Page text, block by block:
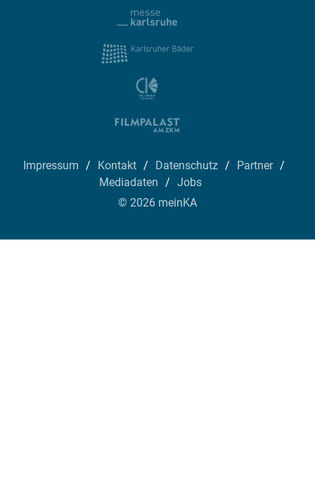
Impressum Kontakt Datenschutz
Partner
Mediadaten
Jobs
© 2026 meinKA